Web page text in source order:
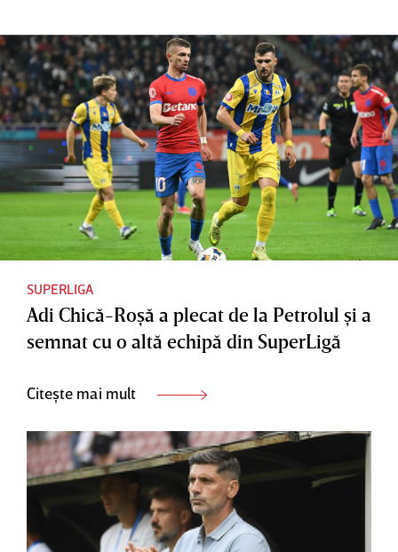
SUPERLIGA
Adi Chică-Roşă a plecat de la Petrolul şi a
semnat cu o altă echipă din SuperLigă
Citește mai mult